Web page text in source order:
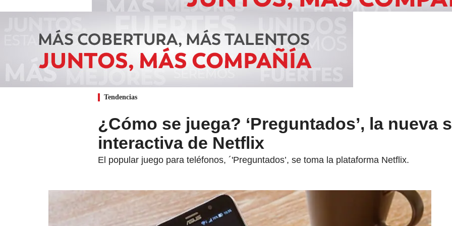
Tendencias
¿Cómo se juega? ‘Preguntados’, la nueva
interactiva de Netflix
El popular juego para teléfonos, ´'Preguntados’, se toma la plataforma Netflix.